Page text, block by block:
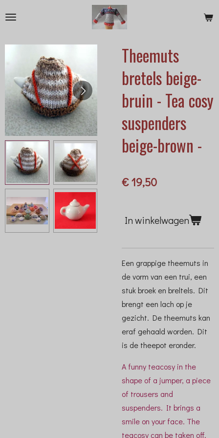
hoofdinhoud
Theemuts
bretels beige-
bruin - Tea cosy
suspenders
beige-brown -
€ 19,50
In winkelwagen
Een grappige theemuts in
de vorm van een trui, een
stuk broek en breltels. Dit
brengt een lach op je
gezicht. De theemuts kan
eraf gehaald worden. Dit
is de theepot eronder.
A funny teacosy in the
shape of a jumper, a piece
of trousers and
suspenders. It brings a
smile on your face. The
teacosy can be taken off.